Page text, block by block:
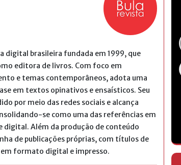
digital brasileira fundada em 1999, que
editora de livros. Com foco em
e temas contemporâneos, adota uma
em textos opinativos e ensaísticos. Seu
por meio das redes sociais e alcança
se como uma das referências em
Além da produção de conteúdo
de publicações próprias, com títulos de
formato digital e impresso.